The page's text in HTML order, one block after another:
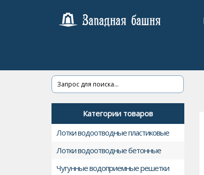
Категории товаров
Лотки водоотводные пластиковые
Лотки водоотводные бетонные
Чугунные водоприемные решетки